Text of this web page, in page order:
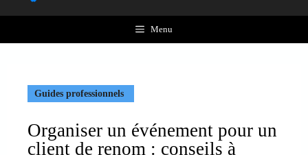
Menu
Guides professionnels
Organiser un événement pour un
client de renom : conseils à